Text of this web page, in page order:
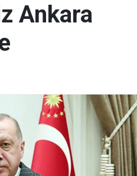
Ankara